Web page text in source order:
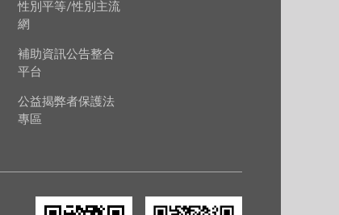
性別平等/性別主流
網
補助資訊公告整合
平台
公益揭弊者保護法
專區